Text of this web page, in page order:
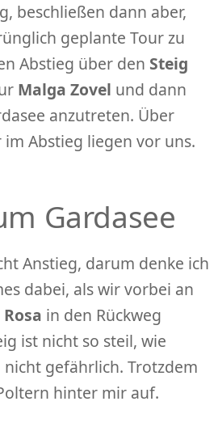
beschließen dann aber,
geplante Tour zu
Abstieg über den Steig
Malga Zovel und dann
anzutreten. Über
Abstieg liegen vor uns.
Gardasee
Anstieg, darum denke ich
dabei, als wir vorbei an
in den Rückweg
ist nicht so steil, wie
gefährlich. Trotzdem
hinter mir auf.